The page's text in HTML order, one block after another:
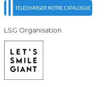
LSG Organisation